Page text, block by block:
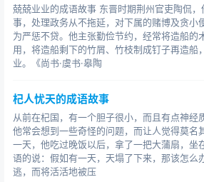
兢兢业业的成语故事 东晋时期荆州官吏陶侃，
事，处理政务从不拖延，对下属的赌博及贪小
为严惩不贷。他主张勤俭节约，经常将造船的
用，将造船剩下的竹屑、竹枝制成钉子再造船
业。《尚书·虞书·皋陶
杞人忧天的成语故事
从前在杞国，有一个胆子很小，而且有点神经
他常会想到一些奇怪的问题，而让人觉得莫名
一天，他吃过晚饭以后，拿了一把大蒲扇，坐
语的说：假如有一天，天塌了下来，那该怎么
逃，而将活活地被压